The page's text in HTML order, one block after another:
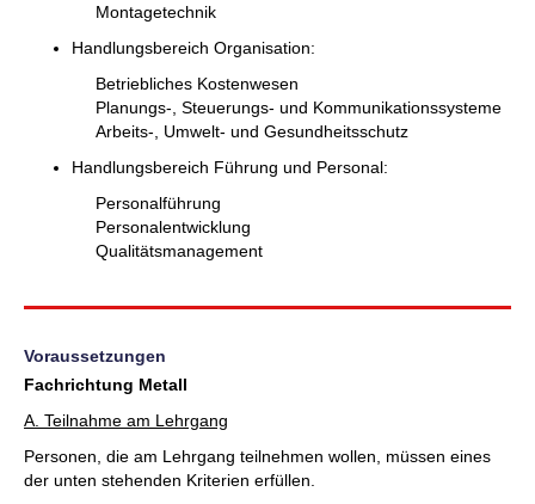
Montagetechnik
Handlungsbereich Organisation:
Betriebliches Kostenwesen
Planungs-, Steuerungs- und Kommunikationssysteme
Arbeits-, Umwelt- und Gesundheitsschutz
Handlungsbereich Führung und Personal:
Personalführung
Personalentwicklung
Qualitätsmanagement
Voraussetzungen
Fachrichtung Metall
A. Teilnahme am Lehrgang
Personen, die am Lehrgang teilnehmen wollen, müssen eines
der unten stehenden Kriterien erfüllen.